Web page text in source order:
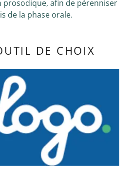
prosodique, afin de pérenniser
de la phase orale.
DE CHOIX